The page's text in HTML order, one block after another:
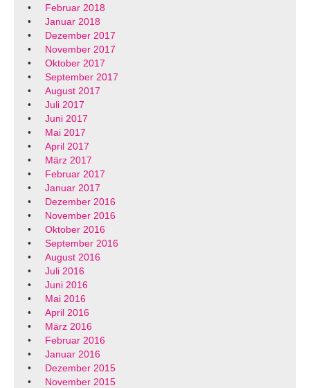
Februar 2018
Januar 2018
Dezember 2017
November 2017
Oktober 2017
September 2017
August 2017
Juli 2017
Juni 2017
Mai 2017
April 2017
März 2017
Februar 2017
Januar 2017
Dezember 2016
November 2016
Oktober 2016
September 2016
August 2016
Juli 2016
Juni 2016
Mai 2016
April 2016
März 2016
Februar 2016
Januar 2016
Dezember 2015
November 2015